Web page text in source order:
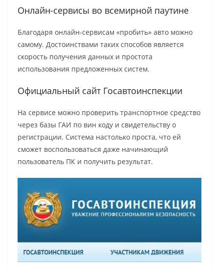
Онлайн-сервисы во всемирной паутине
Благодаря онлайн-сервисам «пробить» авто можно
самому. Достоинствами таких способов является
скорость получения данных и простота
использования предложенных систем.
Официальный сайт Госавтоинспекции
На сервисе можно проверить транспортное средство
через базы ГАИ по вин коду и свидетельству о
регистрации. Система настолько проста, что ей
сможет воспользоваться даже начинающий
пользователь ПК и получить результат.